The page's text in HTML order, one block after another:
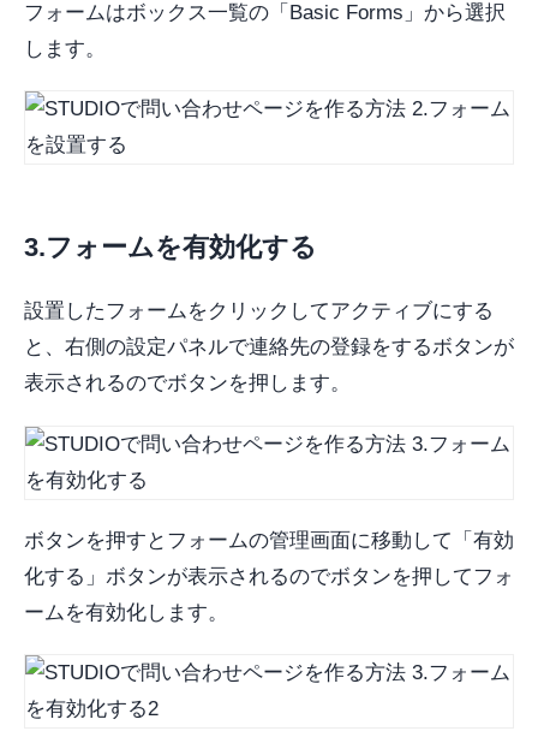
フォームはボックス一覧の「Basic Forms」から選択
します。
3.フォームを有効化する
設置したフォームをクリックしてアクティブにする
と、右側の設定パネルで連絡先の登録をするボタンが
表示されるのでボタンを押します。
ボタンを押すとフォームの管理画面に移動して「有効
化する」ボタンが表示されるのでボタンを押してフォ
ームを有効化します。